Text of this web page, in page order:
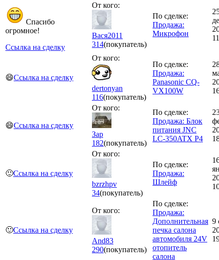
Спасибо
огромное!
Ссылка на сделку
От кого:
Вася2011
314(покупатель)
По сделке:
Продажа:
Микрофон
😄Ссылка на сделку
От кого:
dertonyan
116(покупатель)
По сделке:
Продажа:
Panasonic CQ-
VX100W
😄Ссылка на сделку
От кого:
Зар
182(покупатель)
По сделке:
Продажа: Блок
питания JNC
LC-350ATX P4
🙂Ссылка на сделку
От кого:
bzrzhpv
34(покупатель)
По сделке:
Продажа:
Шлейф
🙂Ссылка на сделку
От кого:
And83
290(покупатель)
По сделке:
Продажа:
Дополнительная
печка салона
автомобиля 24V
отопитель
салона
9